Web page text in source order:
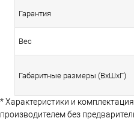
Гарантия
Вес
Габаритные размеры (ВхШхГ)
* Характеристики и
производителем без